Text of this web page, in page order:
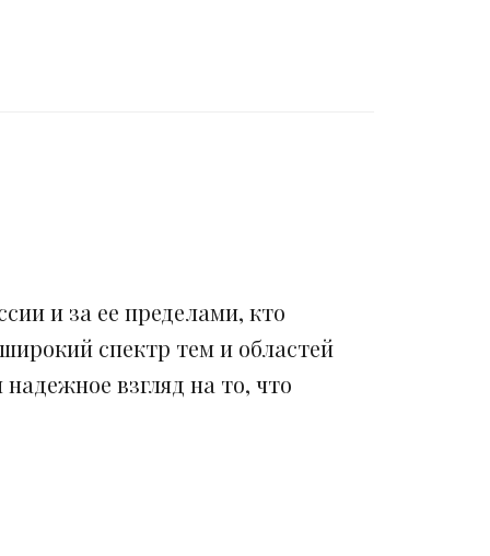
и за ее пределами, кто
спектр тем и областей
взгляд на то, что